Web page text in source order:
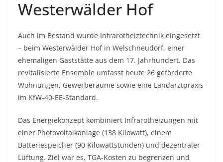
Westerwälder Hof
Auch im Bestand wurde Infrarotheiztechnik eingesetzt
– beim Westerwälder Hof in Welschneudorf, einer
ehemaligen Gaststätte aus dem 17. Jahrhundert. Das
revitalisierte Ensemble umfasst heute 26 geförderte
Wohnungen, Gewerberäume sowie eine Landarztpraxis
im KfW-40-EE-Standard.
Das Energiekonzept kombiniert Infrarotheizungen mit
einer Photovoltaikanlage (138 Kilowatt), einem
Batteriespeicher (90 Kilowattstunden) und dezentraler
Lüftung. Ziel war es, TGA-Kosten zu begrenzen und